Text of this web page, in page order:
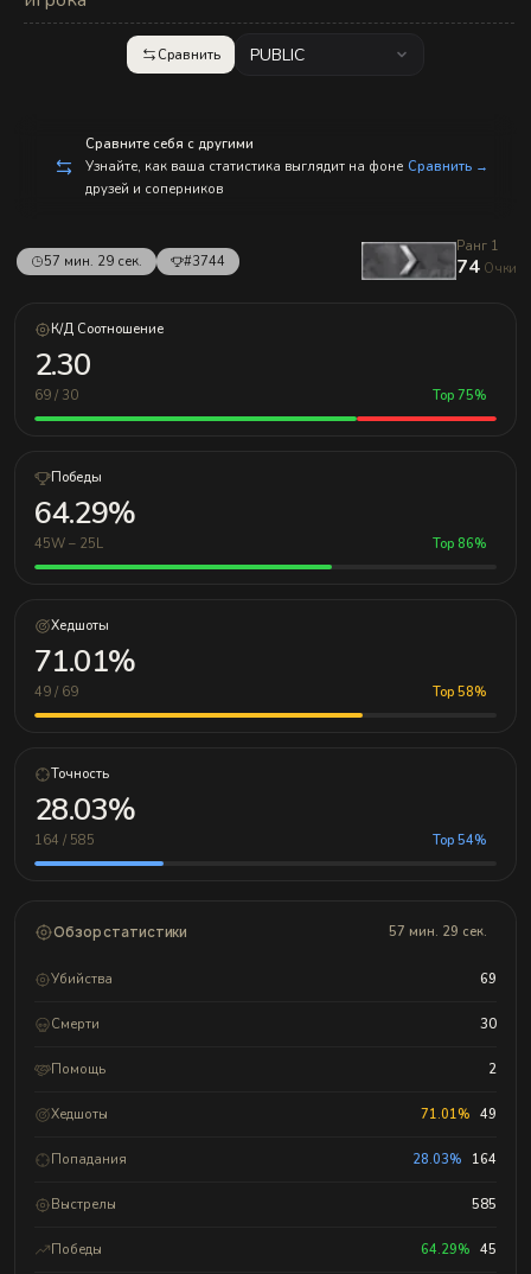
Сравнить PUBLIC
Сравните себя с другими
Узнайте, как ваша статистика выглядит на фоне
друзей и соперников
Сравнить →
57 мин. 29 сек. #3744
Ранг 1
74 Очки
К/Д Соотношение
2.30
69 / 30 Top 75%
Победы
64.29%
45W – 25L Top 86%
Хедшоты
71.01%
49 / 69 Top 58%
Точность
28.03%
164 / 585 Top 54%
Обзор статистики 57 мин. 29 сек.
Убийства 69
Смерти 30
Помощь 2
Хедшоты 71.01% 49
Попадания 28.03% 164
Выстрелы 585
Победы 64.29% 45
с
п